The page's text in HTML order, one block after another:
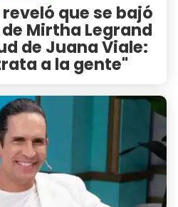
que se bajó
Mirtha Legrand
de Juana Viale:
a la gente"